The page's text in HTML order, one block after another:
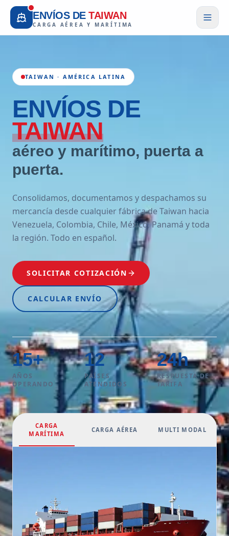
ENVÍOS DE TAIWAN
CARGA AÉREA Y MARÍTIMA
TAIWAN · AMÉRICA LATINA
ENVÍOS DE
TAIWAN
aéreo y marítimo, puerta a
puerta.
Consolidamos, documentamos y despachamos su
mercancía desde cualquier fábrica de Taiwan hacia
Venezuela, Colombia, Chile, México, Panamá y toda
la región. Todo en español.
SOLICITAR COTIZACIÓN
CALCULAR ENVÍO
15+
AÑOS
OPERANDO
12
PAÍSES
ATENDIDOS
24h
RESPUESTA DE
TARIFA
CARGA
MARÍTIMA
CARGA AÉREA MULTI MODAL